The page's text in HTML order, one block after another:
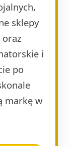
sklepy
i
po
markę w